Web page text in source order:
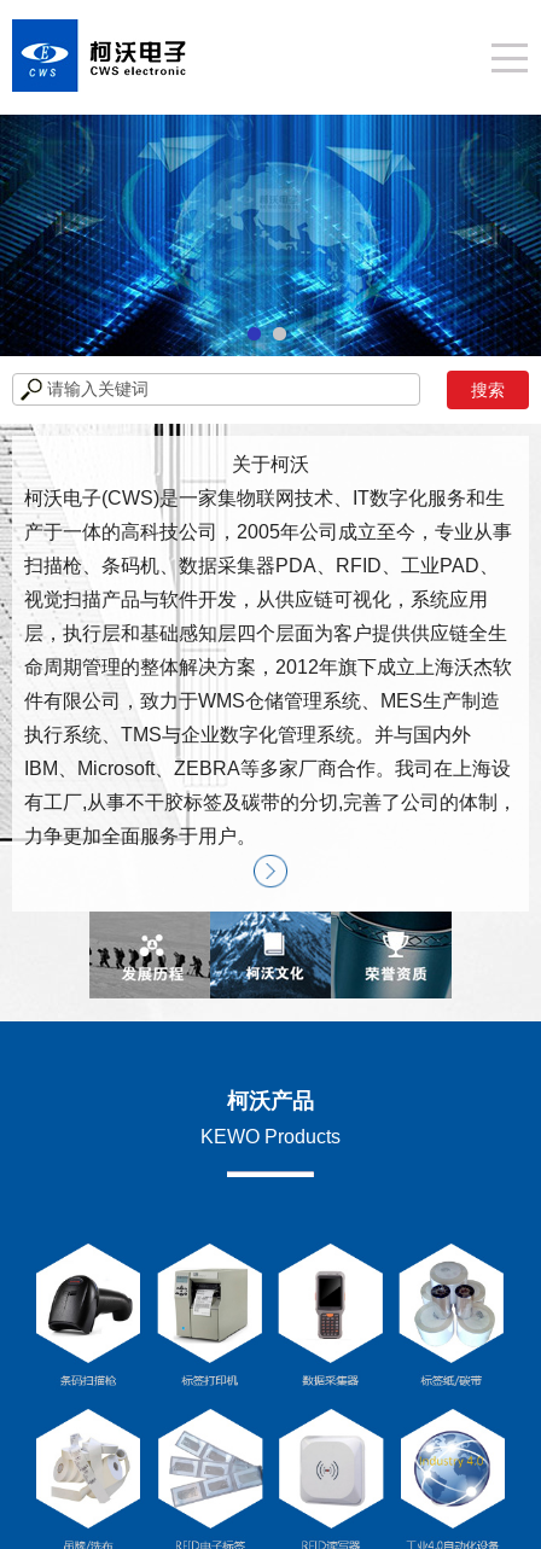
关于柯沃
柯沃电子(CWS)是一家集物联网技术、IT数字化服务和生
产于一体的高科技公司，2005年公司成立至今，专业从事
扫描枪、条码机、数据采集器PDA、RFID、工业PAD、
视觉扫描产品与软件开发，从供应链可视化，系统应用
层，执行层和基础感知层四个层面为客户提供供应链全生
命周期管理的整体解决方案，2012年旗下成立上海沃杰软
件有限公司，致力于WMS仓储管理系统、MES生产制造
执行系统、TMS与企业数字化管理系统。并与国内外
IBM、Microsoft、ZEBRA等多家厂商合作。我司在上海设
有工厂,从事不干胶标签及碳带的分切,完善了公司的体制，
力争更加全面服务于用户。
柯沃产品
KEWO Products